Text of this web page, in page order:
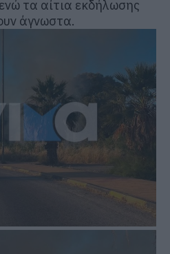
τα αίτια εκδήλωσης
άγνωστα.